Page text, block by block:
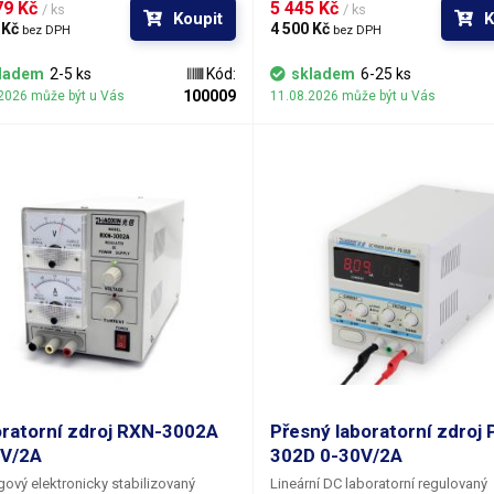
Oba zdroje jsou ovládány zcela
a stejně nezávislé-tedy
Kč / ks
bez DPH
Koupit
2-5 ks
může být u Vás
Kód:
100009
stabilizovaného napětí i proudu.
zdroje je plynule nastavitelné od 0
- tedy po miliapmérech si volíte
proudu resp. proud v režimu
5 445 Kč / ks
4 500 Kč bez DPH
skladem 6-25 ks
11.08.2026 může být u Vás
zdroj RXN-3002A
2A
elektronicky stabilizovaný
Přesný laboratorní zdroj
302D 0-30V/2A
Lineární DC laboratorní regulovaný